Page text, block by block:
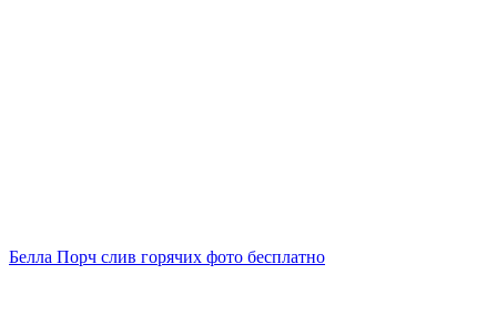
Белла Порч слив горячих фото бесплатно